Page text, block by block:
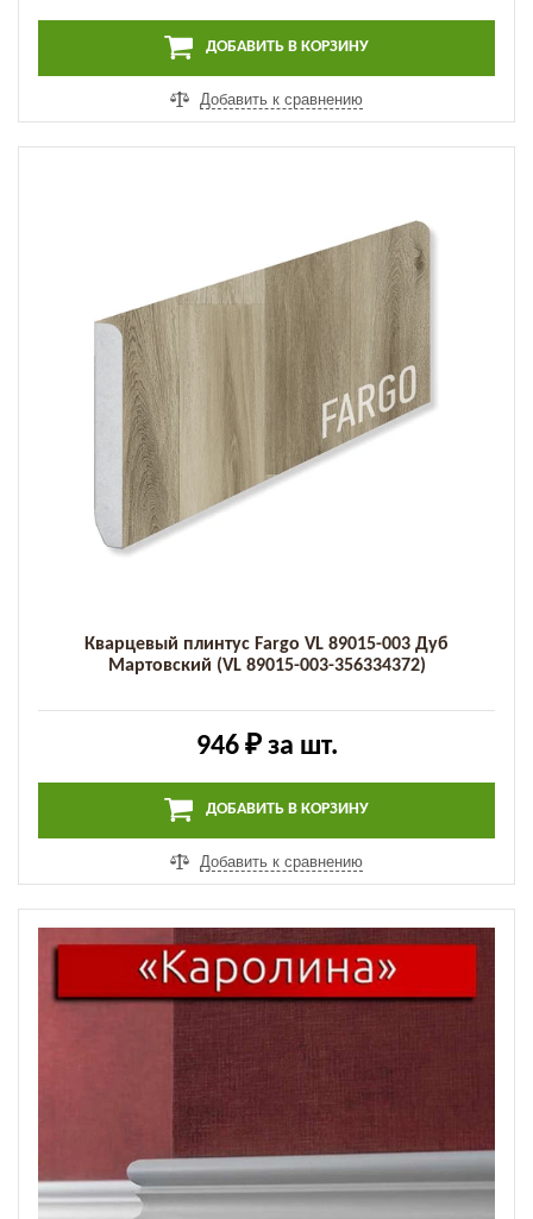
ДОБАВИТЬ В КОРЗИНУ
Добавить к сравнению
Кварцевый плинтус Fargo VL 89015-003 Дуб
Мартовский (VL 89015-003-356334372)
946 ₽за шт.
ДОБАВИТЬ В КОРЗИНУ
Добавить к сравнению